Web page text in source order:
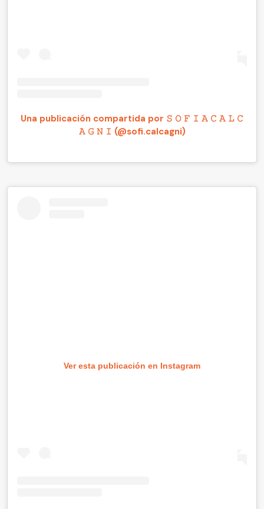
Una publicación compartida por 𝚂 𝙾 𝙵 𝙸 𝙰 𝙲 𝙰 𝙻 𝙲
𝙰 𝙶 𝙽 𝙸 (@sofi.calcagni)
Ver esta publicación en Instagram